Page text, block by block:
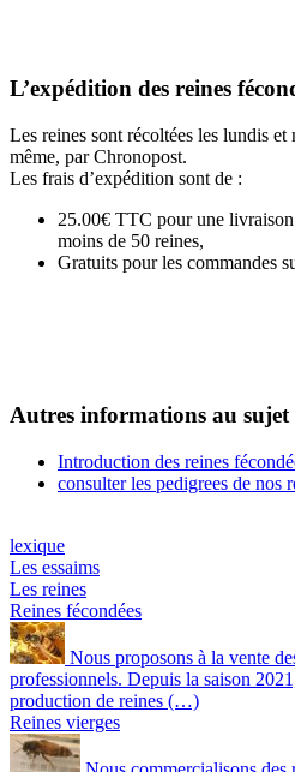
L’expédition des reines
Les reines sont récoltées les lundis
même, par Chronopost.
Les frais d’expédition sont de :
25.00€ TTC pour une
moins de 50 reines,
Gratuits pour les commandes
Autres informations au sujet
Introduction des reines
consulter les pedigrees de nos
lexique
Les essaims
Les reines
Reines fécondées
Nous proposons à la vente
professionnels. Depuis la saison
production de reines (…)
Reines vierges